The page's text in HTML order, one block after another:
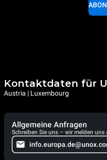
Kontaktdaten für
Austria | Luxembourg
Allgemeine Anfragen
Schreiben Sie uns – wir melden